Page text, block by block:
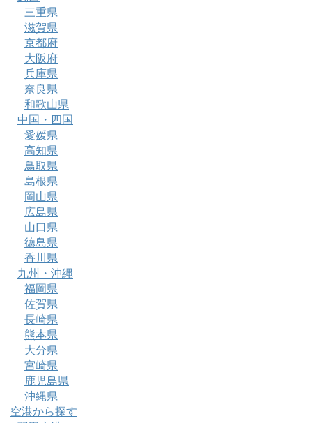
三重県
滋賀県
京都府
大阪府
兵庫県
奈良県
和歌山県
中国・四国
愛媛県
高知県
鳥取県
島根県
岡山県
広島県
山口県
徳島県
香川県
九州・沖縄
福岡県
佐賀県
長崎県
熊本県
大分県
宮崎県
鹿児島県
沖縄県
空港から探す